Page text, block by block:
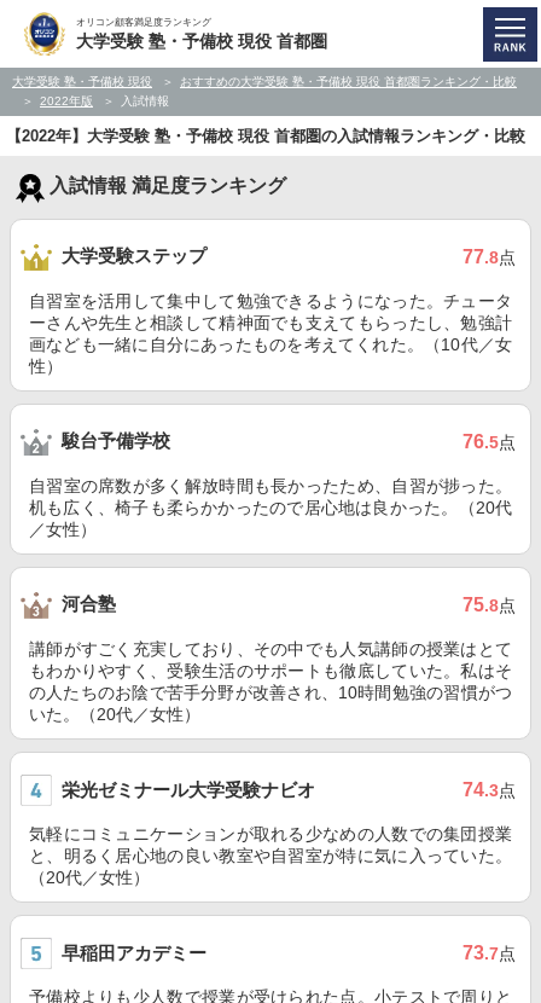
オリコン顧客満足度ランキング
大学受験 塾・予備校 現役 首都圏
大学受験 塾・予備校 現役
おすすめの大学受験 塾・予備校 現役 首都圏ランキング・比較
2022年版
入試情報
【2022年】大学受験 塾・予備校 現役 首都圏の入試情報ランキング・比較
入試情報 満足度ランキング
大学受験ステップ 77.8点
自習室を活用して集中して勉強できるようになった。チュータ
ーさんや先生と相談して精神面でも支えてもらったし、勉強計
画なども一緒に自分にあったものを考えてくれた。（10代／女
性）
駿台予備学校 76.5点
自習室の席数が多く解放時間も長かったため、自習が捗った。
机も広く、椅子も柔らかかったので居心地は良かった。（20代
／女性）
河合塾 75.8点
講師がすごく充実しており、その中でも人気講師の授業はとて
もわかりやすく、受験生活のサポートも徹底していた。私はそ
の人たちのお陰で苦手分野が改善され、10時間勉強の習慣がつ
いた。（20代／女性）
栄光ゼミナール大学受験ナビオ 74.3点
気軽にコミュニケーションが取れる少なめの人数での集団授業
と、明るく居心地の良い教室や自習室が特に気に入っていた。
（20代／女性）
早稲田アカデミー 73.7点
予備校よりも少人数で授業が受けられた点。小テストで周りと